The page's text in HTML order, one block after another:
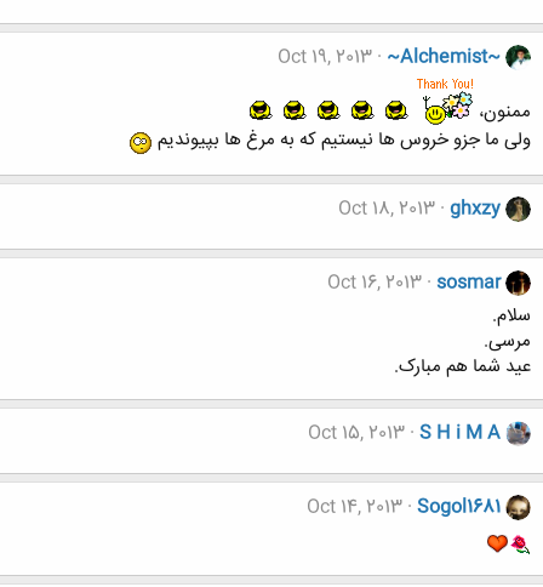
~Alchemist~
Oct 19, 2013
ممنون،
ولی ما جزو خروس ها نیستیم که به مرغ ها بپیوندیم
ghxzy
Oct 18, 2013
sosmar
Oct 16, 2013
سلام.
مرسی.
عید شما هم مبارک.
S H i M A
Oct 15, 2013
Sogol1681
Oct 14, 2013